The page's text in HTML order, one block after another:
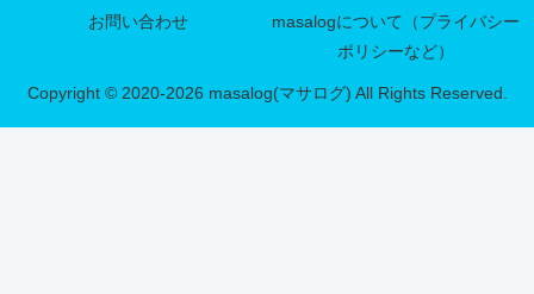
お問い合わせ
masalogについて（プライバシー
ポリシーなど）
Copyright © 2020-2026 masalog(マサログ) All Rights Reserved.